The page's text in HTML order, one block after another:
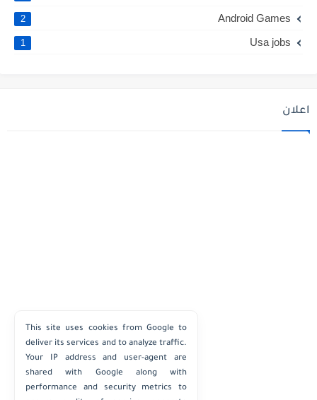
Android Games
2
Usa jobs
1
اعلان
This site uses cookies from Google to
deliver its services and to analyze traffic.
Your IP address and user-agent are
shared with Google along with
performance and security metrics to